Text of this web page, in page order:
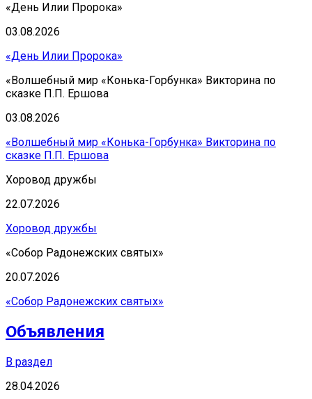
«День Илии Пророка»
03.08.2026
«День Илии Пророка»
«Волшебный мир «Конька-Горбунка» Викторина по
сказке П.П. Ершова
03.08.2026
«Волшебный мир «Конька-Горбунка» Викторина по
сказке П.П. Ершова
Хоровод дружбы
22.07.2026
Хоровод дружбы
«Собор Радонежских святых»
20.07.2026
«Собор Радонежских святых»
Объявления
В раздел
28.04.2026